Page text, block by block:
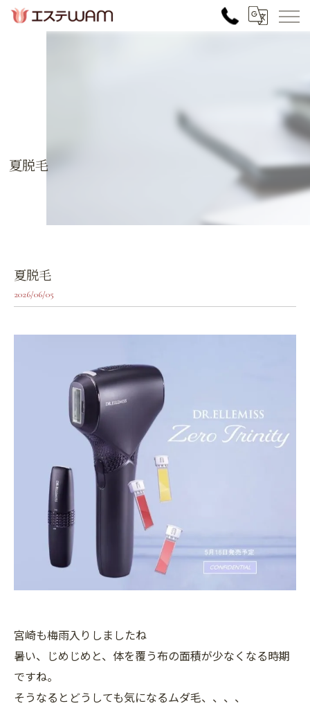
夏脱毛
夏脱毛
2026/06/05
宮崎も梅雨入りしましたね
暑い、じめじめと、体を覆う布の面積が少なくなる時期
ですね。
そうなるとどうしても気になるムダ毛、、、、